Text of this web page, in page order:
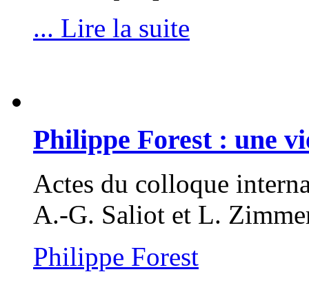
... Lire la suite
Philippe Forest : une
Actes du colloque
A.-G. Saliot et L.
Philippe Forest